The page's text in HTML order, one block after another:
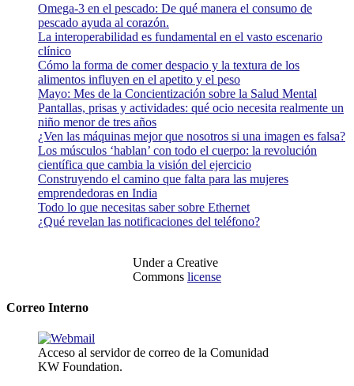
Omega-3 en el pescado: De qué manera el consumo de
pescado ayuda al corazón.
La interoperabilidad es fundamental en el vasto escenario
clínico
Cómo la forma de comer despacio y la textura de los
alimentos influyen en el apetito y el peso
Mayo: Mes de la Concientización sobre la Salud Mental
Pantallas, prisas y actividades: qué ocio necesita realmente un
niño menor de tres años
¿Ven las máquinas mejor que nosotros si una imagen es falsa?
Los músculos ‘hablan’ con todo el cuerpo: la revolución
científica que cambia la visión del ejercicio
Construyendo el camino que falta para las mujeres
emprendedoras en India
Todo lo que necesitas saber sobre Ethernet
¿Qué revelan las notificaciones del teléfono?
Under a Creative
Commons license
Correo Interno
Acceso al servidor de correo de la Comunidad
KW Foundation.